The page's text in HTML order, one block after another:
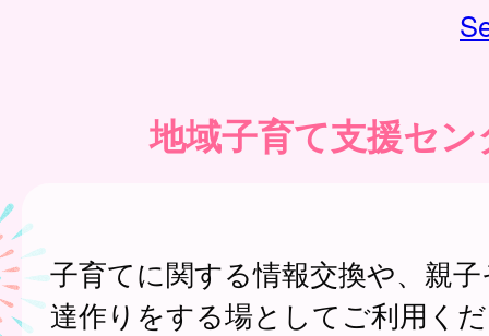
地域子育て支援セン
子育てに関する情報交換や、親
達作りをする場としてご利用く